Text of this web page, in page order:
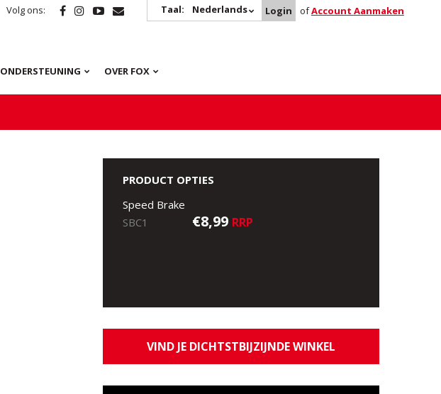
Volg ons: Taal: Nederlands Login ofAccount Aanmaken
ONDERSTEUNING OVER FOX
PRODUCT OPTIES
Speed Brake
SBC1
€8,99 RRP
VIND JE DICHTSTBIJZIJNDE WINKEL